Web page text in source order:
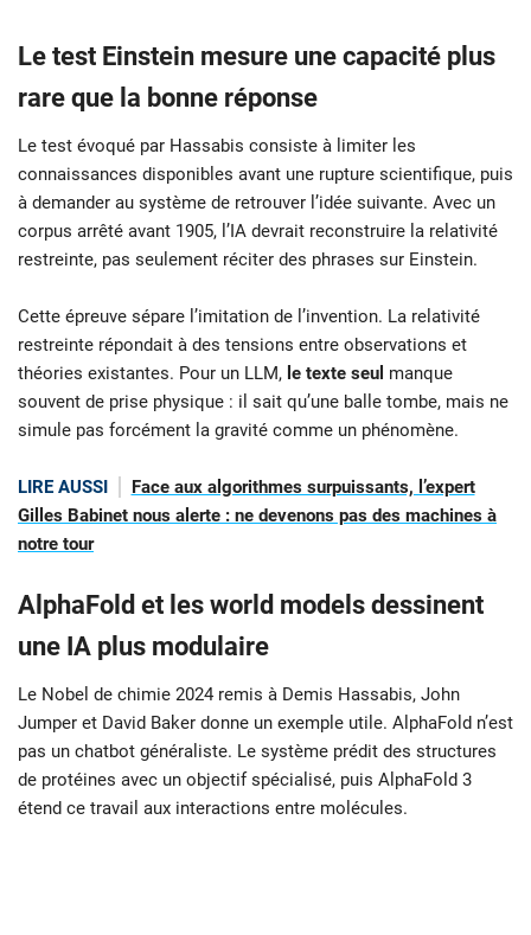
Le test Einstein mesure une capacité plus
rare que la bonne réponse
Le test évoqué par Hassabis consiste à limiter les
connaissances disponibles avant une rupture scientifique, puis
à demander au système de retrouver l’idée suivante. Avec un
corpus arrêté avant 1905, l’IA devrait reconstruire la relativité
restreinte, pas seulement réciter des phrases sur Einstein.
Cette épreuve sépare l’imitation de l’invention. La relativité
restreinte répondait à des tensions entre observations et
théories existantes. Pour un LLM, le texte seul manque
souvent de prise physique : il sait qu’une balle tombe, mais ne
simule pas forcément la gravité comme un phénomène.
LIRE AUSSI
Face aux algorithmes surpuissants, l’expert
Gilles Babinet nous alerte : ne devenons pas des machines à
notre tour
AlphaFold et les world models dessinent
une IA plus modulaire
Le Nobel de chimie 2024 remis à Demis Hassabis, John
Jumper et David Baker donne un exemple utile. AlphaFold n’est
pas un chatbot généraliste. Le système prédit des structures
de protéines avec un objectif spécialisé, puis AlphaFold 3
étend ce travail aux interactions entre molécules.